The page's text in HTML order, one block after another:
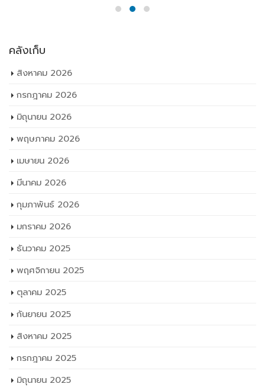
คลังเก็บ
สิงหาคม 2026
กรกฎาคม 2026
มิถุนายน 2026
พฤษภาคม 2026
เมษายน 2026
มีนาคม 2026
กุมภาพันธ์ 2026
มกราคม 2026
ธันวาคม 2025
พฤศจิกายน 2025
ตุลาคม 2025
กันยายน 2025
สิงหาคม 2025
กรกฎาคม 2025
มิถุนายน 2025